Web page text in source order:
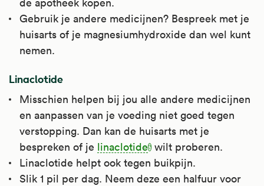
Gebruik je andere medicijnen? Bespreek met je
huisarts of je magnesiumhydroxide dan wel kunt
nemen.
Linaclotide
Misschien helpen bij jou alle andere medicijnen
en aanpassen van je voeding niet goed tegen
verstopping. Dan kan de huisarts met je
bespreken of je linaclotide wilt proberen.
Linaclotide helpt ook tegen buikpijn.
Slik 1 pil per dag. Neem deze een halfuur voor